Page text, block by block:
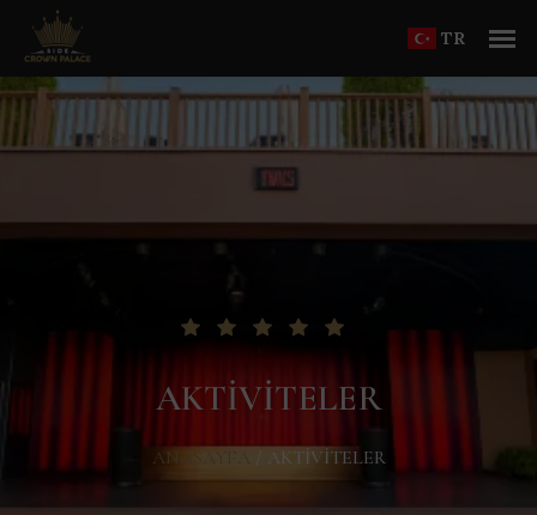
TR
AKTIVITELER
ANASAYFA / AKTIVITELER